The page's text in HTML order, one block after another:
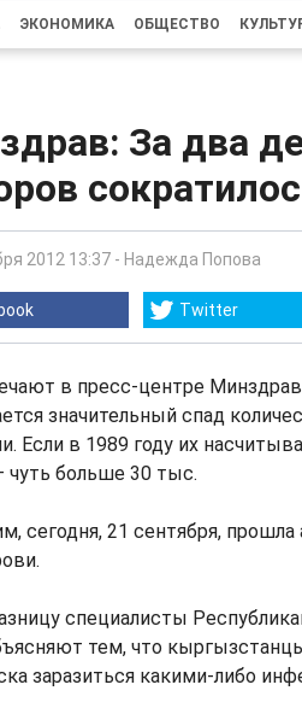
ЭКОНОМИКА ОБЩЕСТВО
За два
2012 13:37 - Надежда Попова
Twitter
в пресс-центре
значительный спад
Если в 1989 году их
чуть больше 30 тыс.
сегодня, 21 сентября,
специалисты
тем, что
заразиться какими-либо